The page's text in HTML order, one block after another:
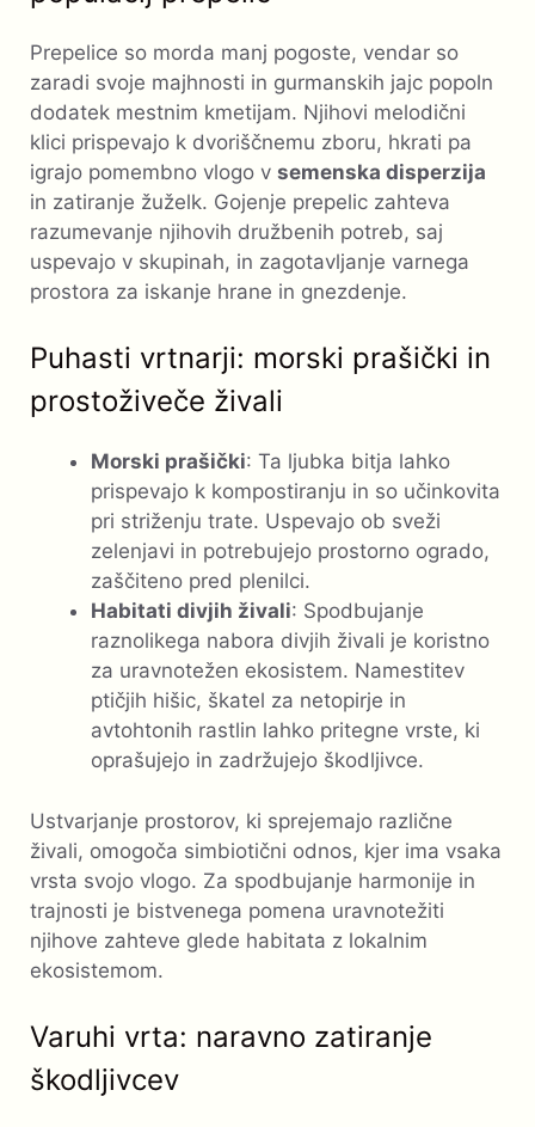
Prepelice so morda manj pogoste, vendar so
zaradi svoje majhnosti in gurmanskih jajc popoln
dodatek mestnim kmetijam. Njihovi melodični
klici prispevajo k dvoriščnemu zboru, hkrati pa
igrajo pomembno vlogo v semenska disperzija
in zatiranje žuželk. Gojenje prepelic zahteva
razumevanje njihovih družbenih potreb, saj
uspevajo v skupinah, in zagotavljanje varnega
prostora za iskanje hrane in gnezdenje.
Puhasti vrtnarji: morski prašički in
prostoživeče živali
Morski prašički: Ta ljubka bitja lahko
prispevajo k kompostiranju in so učinkovita
pri striženju trate. Uspevajo ob sveži
zelenjavi in ​​potrebujejo prostorno ogrado,
zaščiteno pred plenilci.
Habitati divjih živali: Spodbujanje
raznolikega nabora divjih živali je koristno
za uravnotežen ekosistem. Namestitev
ptičjih hišic, škatel za netopirje in
avtohtonih rastlin lahko pritegne vrste, ki
oprašujejo in zadržujejo škodljivce.
Ustvarjanje prostorov, ki sprejemajo različne
živali, omogoča simbiotični odnos, kjer ima vsaka
vrsta svojo vlogo. Za spodbujanje harmonije in
trajnosti je bistvenega pomena uravnotežiti
njihove zahteve glede habitata z lokalnim
ekosistemom.
Varuhi vrta: naravno zatiranje
škodljivcev